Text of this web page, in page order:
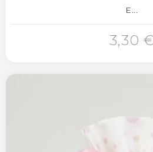
E...
3,30 €